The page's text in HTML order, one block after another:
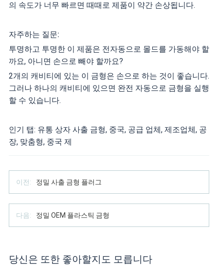
의 속도가 너무 빠르면 때때로 제품이 약간 손상됩니다.
자주하는 질문:
투명하고 투명한 이 제품은 전자동으로 몰드를 가동해야 할
까요, 아니면 손으로 빼야 할까요?
2개의 캐비티에 있는 이 금형은 손으로 하는 것이 좋습니다.
그러나 하나의 캐비티에 있으면 완전 자동으로 금형을 실행
할 수 있습니다.
인기 탭: 유통 상자 사출 금형, 중국, 공급 업체, 제조업체, 공
장, 맞춤형, 중국 제
이전: 정밀 사출 금형 플러그
다음: 정밀 OEM 플라스틱 금형
당신은 또한 좋아할지도 모릅니다